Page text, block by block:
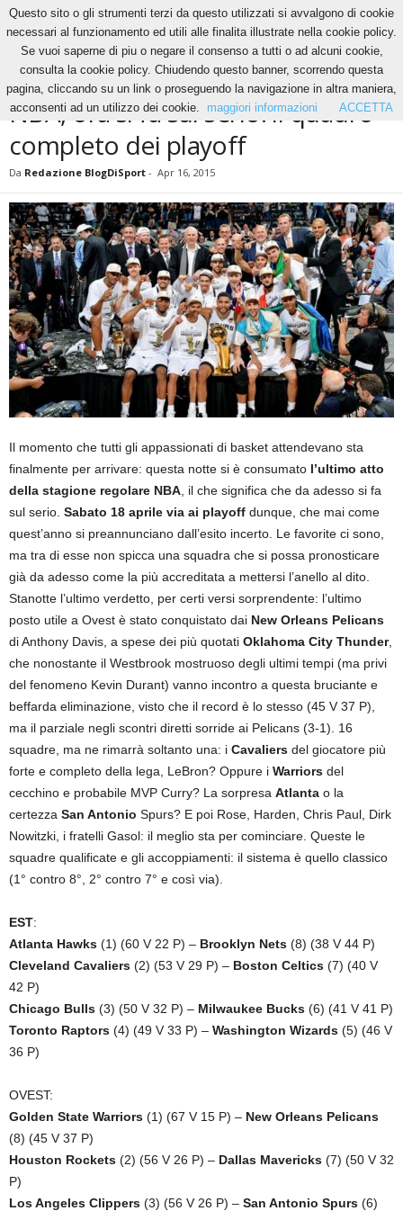
Basket NBA NBA, ora si fa sul serio: il quadro completo dei playoff
BASKET
NBA, ora si fa sul serio: il quadro
completo dei playoff
Da Redazione BlogDiSport - Apr 16, 2015
Il momento che tutti gli appassionati di basket attendevano sta
finalmente per arrivare: questa notte si è consumato l’ultimo atto
della stagione regolare NBA , il che significa che da adesso si fa
sul serio. Sabato 18 aprile via ai playoff dunque, che mai come
quest’anno si preannunciano dall’esito incerto. Le favorite ci sono,
ma tra di esse non spicca una squadra che si possa pronosticare
già da adesso come la più accreditata a mettersi l’anello al dito.
Stanotte l’ultimo verdetto, per certi versi sorprendente: l’ultimo
posto utile a Ovest è stato conquistato dai New Orleans Pelicans
di Anthony Davis, a spese dei più quotati Oklahoma City Thunder,
che nonostante il Westbrook mostruoso degli ultimi tempi (ma privi
del fenomeno Kevin Durant) vanno incontro a questa bruciante e
beffarda eliminazione, visto che il record è lo stesso (45 V 37 P),
ma il parziale negli scontri diretti sorride ai Pelicans (3-1). 16
squadre, ma ne rimarrà soltanto una: i Cavaliers del giocatore più
forte e completo della lega, LeBron? Oppure i Warriors del
cecchino e probabile MVP Curry? La sorpresa Atlanta o la
certezza San Antonio Spurs? E poi Rose, Harden, Chris Paul, Dirk
Nowitzki, i fratelli Gasol: il meglio sta per cominciare. Queste le
squadre qualificate e gli accoppiamenti: il sistema è quello classico
(1° contro 8°, 2° contro 7° e così via).
EST:
Atlanta Hawks (1) (60 V 22 P) – Brooklyn Nets (8) (38 V 44 P)
Cleveland Cavaliers (2) (53 V 29 P) – Boston Celtics (7) (40 V
42 P)
Chicago Bulls (3) (50 V 32 P) – Milwaukee Bucks (6) (41 V 41 P)
Toronto Raptors (4) (49 V 33 P) – Washington Wizards (5) (46 V
36 P)
OVEST:
Golden State Warriors (1) (67 V 15 P) – New Orleans Pelicans
(8) (45 V 37 P)
Houston Rockets (2) (56 V 26 P) – Dallas Mavericks (7) (50 V 32
P)
Los Angeles Clippers (3) (56 V 26 P) – San Antonio Spurs (6)
Questo sito o gli strumenti terzi da questo utilizzati si avvalgono di cookie
necessari al funzionamento ed utili alle finalita illustrate nella cookie policy.
Se vuoi saperne di piu o negare il consenso a tutti o ad alcuni cookie,
consulta la cookie policy. Chiudendo questo banner, scorrendo questa
pagina, cliccando su un link o proseguendo la navigazione in altra maniera,
acconsenti ad un utilizzo dei cookie.
maggiori informazioni ACCETTA